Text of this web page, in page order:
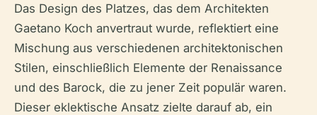
Das Design des Platzes, das dem Architekten
Gaetano Koch anvertraut wurde, reflektiert eine
Mischung aus verschiedenen architektonischen
Stilen, einschließlich Elemente der Renaissance
und des Barock, die zu jener Zeit populär waren.
Dieser eklektische Ansatz zielte darauf ab, ein